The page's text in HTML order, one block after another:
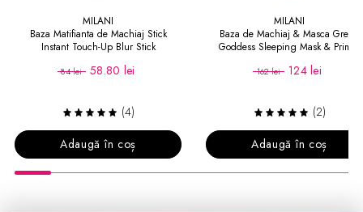
MILANI
Baza Matifianta de Machiaj Stick
Instant Touch-Up Blur Stick
84 lei 58.80 lei
(4)
Adaugă în coș
MILANI
Baza de Machiaj & Masca Green
Goddess Sleeping Mask & Primer
162 lei 124 lei
(2)
Adaugă în coș